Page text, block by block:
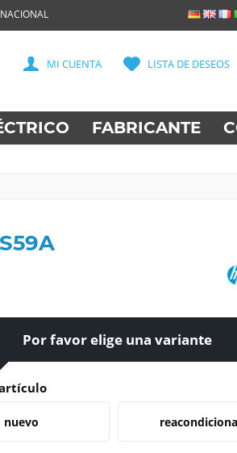
LISTA DE DESEOS
MI CUENTA
FABRICANTE
Por favor elige una variante
nuevo